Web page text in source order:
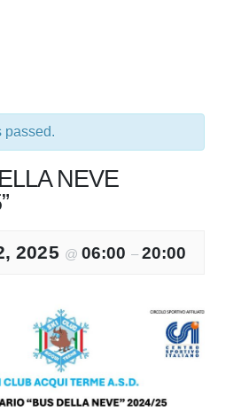
passed.
NEVE
2025 @ 06:00 – 20:00